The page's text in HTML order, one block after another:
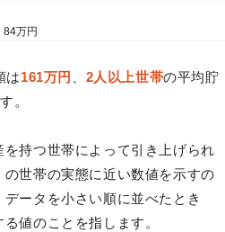
84万円
は161万円 2人以上世帯の平均貯
。
持つ世帯によって引き上げられ
世帯の実態に近い数値を示すの
ータを小さい順に並べたとき
値のことを指します。